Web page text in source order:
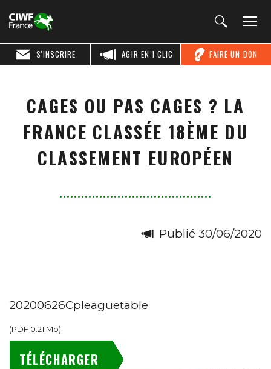
FAIRE UN DON
AGIR EN 1 CLIC
S'INSCRIRE
CAGES OU PAS CAGES ? LA
FRANCE CLASSÉE 18ÈME DU
CLASSEMENT EUROPÉEN
Publié 30/06/2020
20200626Cpleaguetable
(PDF 0.21 Mo)
TÉLÉCHARGER